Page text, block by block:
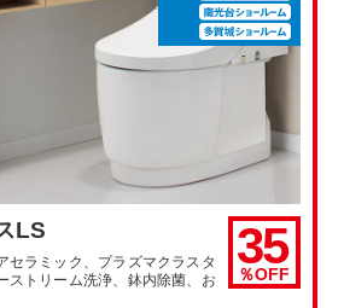
35
％OFF
LS
セラミック、プラズマクラスタ
ストリーム洗浄、鉢内除菌、お